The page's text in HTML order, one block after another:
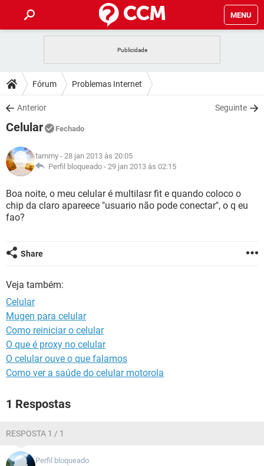
MENU
CELULAR FACEBOOK
OUTLOOK
INSTAGRAM
GUIA DE COMPRAS
DICAS
JOGOS WHATSAPP
INSTAGRAM
GUIA DE COMPRAS
DOWNLOADS
JOGOS
CELULAR
OUTLOOK EXCEL
INSTAGRAM GMAIL
GUIA DE COMPRAS
JOGOS
CELULAR
OUTLOOK EXCEL
INSTAGRAM
GLOSSÁRIO
WHATSAPP
CELULAR FACEBOOK
INSTAGRAM
Fórum Problemas Internet
Anterior Seguinte
Celular Fechado
tammy - 28 jan 2013 às 20:05
Perfil bloqueado - 29 jan 2013 às 02:15
Boa noite, o meu celular é multilasr fit e quando coloco o
chip da claro apareece "usuario não pode conectar", o q eu
fao?
Share
Veja também:
Celular
Mugen para celular
Como reiniciar o celular
O que é proxy no celular
O celular ouve o que falamos
Como ver a saúde do celular motorola
1 Respostas
RESPOSTA 1 / 1
Perfil bloqueado